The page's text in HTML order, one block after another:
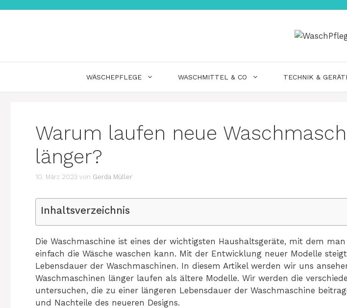
WÄSCHEPFLEGE WASCHMITTEL & CO TECHNIK &
Warum laufen neue
länger?
10. März 2023 von Gerda Müller
Inhaltsverzeichnis
Die Waschmaschine ist eines der wichtigsten Haushaltsgeräte, mit dem
einfach die Wäsche waschen kann. Mit der Entwicklung neuer Modelle
Lebensdauer der Waschmaschinen. In diesem Artikel werden wir uns
Waschmaschinen länger laufen als ältere Modelle. Wir werden die
untersuchen, die zu einer längeren Lebensdauer der Waschmaschine
und Nachteile des neueren Designs.